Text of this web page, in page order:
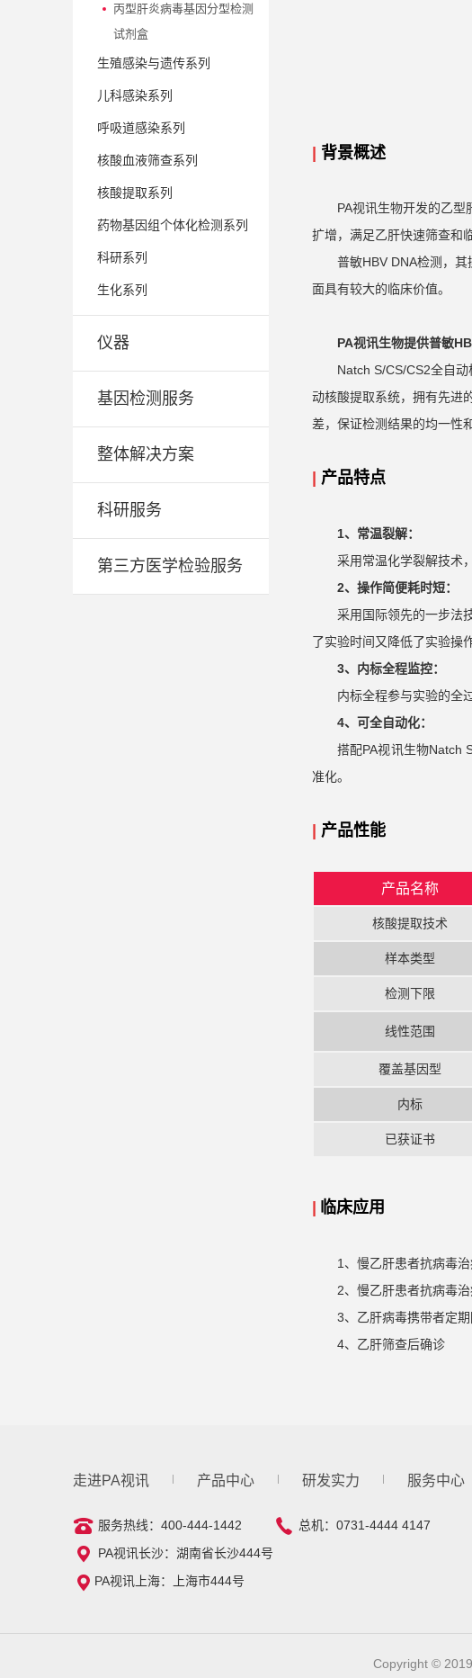
丙型肝炎病毒基因分型检测
试剂盒
生殖感染与遗传系列
儿科感染系列
呼吸道感染系列
核酸血液筛查系列
核酸提取系列
药物基因组个体化检测系列
科研系列
生化系列
仪器
基因检测服务
整体解决方案
科研服务
第三方医学检验服务
| 背景概述
PA视讯生物开发的乙
扩增，满足乙肝快速筛查和
普敏HBV DNA检测，
面具有较大的临床价值。
PA视讯生物提供普敏
Natch S/CS/CS2全自
动核酸提取系统，拥有先进
差，保证检测结果的均一性
| 产品特点
1、常温裂解：
采用常温化学裂解技术
2、操作简便耗时短：
采用国际领先的一步法
了实验时间又降低了实验操
3、内标全程监控：
内标全程参与实验的全
4、可全自动化：
搭配PA视讯生物Natch
准化。
| 产品性能
产品名称
核酸提取技术
样本类型
检测下限
线性范围
覆盖基因型
内标
已获证书
| 临床应用
1、慢乙肝患者抗病毒
2、慢乙肝患者抗病毒
3、乙肝病毒携带者定
4、乙肝筛查后确诊
走进PA视讯 产品中心 研发实力 服务中心
服务热线：400-444-1442
总机：0731-4444 4147
PA视讯长沙：湖南省长沙444号
PA视讯上海：上海市444号
Copyright ©